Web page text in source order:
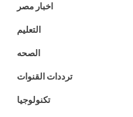
اخبار مصر
التعليم
الصحه
ترددات القنوات
تكنولوجيا